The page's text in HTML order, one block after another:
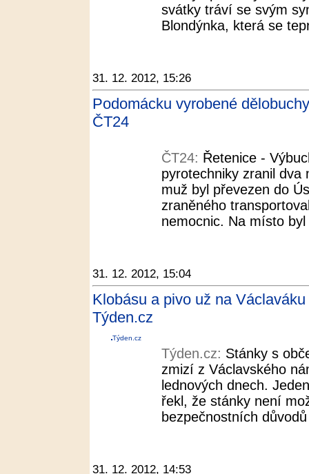
svátky tráví se svým
Blondýnka, která se
31. 12. 2012, 15:26
Podomácku vyrobené
ČT24
ČT24: Řetenice -
pyrotechniky zranil dva
muž byl převezen do
zraněného
nemocnic. Na místo
31. 12. 2012, 15:04
Klobásu a pivo už na
Týden.cz
Týden.cz
Týden.cz: Stánky s
zmizí z Václavského
lednových dnech.
řekl, že stánky není
bezpečnostních
31. 12. 2012, 14:53